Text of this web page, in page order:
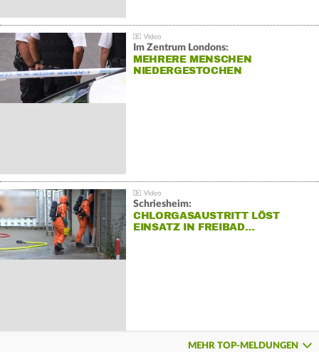
Im Zentrum Londons:
MEHRERE MENSCHEN
NIEDERGESTOCHEN
Schriesheim:
CHLORGASAUSTRITT LÖST
EINSATZ IN FREIBAD…
MEHR TOP-MELDUNGEN